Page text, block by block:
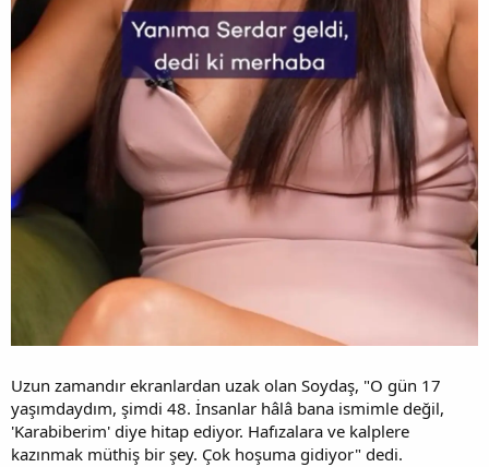
Uzun zamandır ekranlardan uzak olan Soydaş, "O gün 17
yaşımdaydım, şimdi 48. İnsanlar hâlâ bana ismimle değil,
'Karabiberim' diye hitap ediyor. Hafızalara ve kalplere
kazınmak müthiş bir şey. Çok hoşuma gidiyor" dedi.